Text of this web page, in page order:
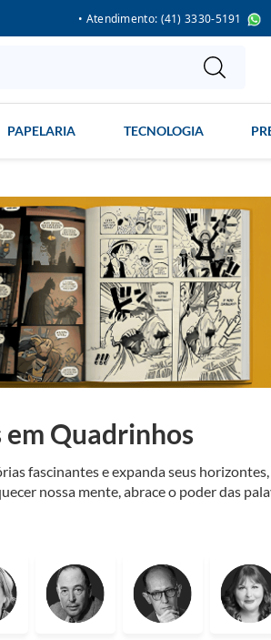
• Atendimento: (41) 3330-5191
PAPELARIA TECNOLOGIA
fascinantes e expanda seus
nossa mente, abrace o poder das
certeza, temos o livro perfeito para
Quadrinhos